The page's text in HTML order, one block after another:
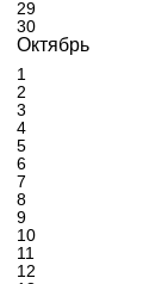
29
30
Октябрь
1
2
3
4
5
6
7
8
9
10
11
12